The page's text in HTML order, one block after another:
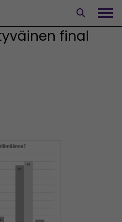
final
in a new window)